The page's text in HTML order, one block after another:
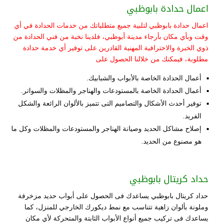
اعمال حدادة بابوظبي
اعمال حدادة بابوظبي لتلبية جميع متطلباتك من خدمات الحدادة في أي
وقت وبأي مكان بأرجاء مدينة أبوظبي، فلدينا نخبة من فني الحدادة من
ذوي الخبرة والاحترافية المهنية القادرين على توفير أي خدمة حدادة
مطلوبة، فيمكنك من خلالنا الحصول على
أعمال الحدادة الخاصة بالأبواب والشبابيك.
أعمال الحدادة الخاصة بالمستودعات والهناجر والمظلات والسواتر.
توفير أحدث الأشكال والتصاميم التى تتميز بالألوان الرائعة والشكل
الفريد.
إصلاح مشاكل الحديد وصيانة الهناجر والمستودعات والمظلات وكل ما
هو مصنوع من الحديد.
حداد كريتال بابوظبي
حداد كريتال بابوظبي يساعدك فى الحصول على أبواب حديد مزخرفة
وملونة بألوان زاهية تتناسب مع نمط ديكورك الخارجي للمنزل، كما
يساعدك فى تركيب جميع أنواع الأبواب الثابتة والمتحركة لأي مكان